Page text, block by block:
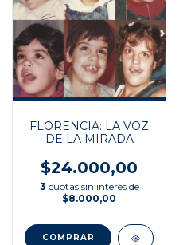
FLORENCIA: LA VOZ
DE LA MIRADA
$24.000,00
3 cuotas sin interés de
$8.000,00